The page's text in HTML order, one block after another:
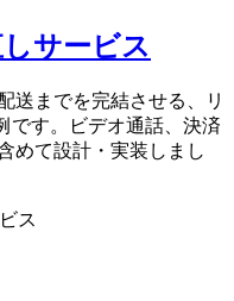
サービス
送までを完結させる、リ
です。ビデオ通話、決済
めて設計・実装しまし
ス